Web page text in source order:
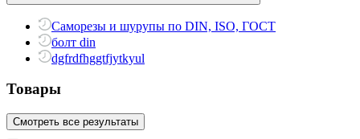
Саморезы и шурупы по DIN, ISO, ГОСТ
болт din
dgfrdfhggtfjytkyul
Товары
Смотреть все результаты